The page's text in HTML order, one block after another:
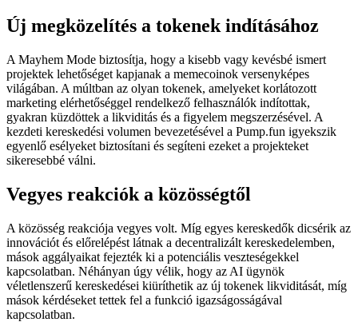
Új megközelítés a tokenek indításához
A Mayhem Mode biztosítja, hogy a kisebb vagy kevésbé ismert
projektek lehetőséget kapjanak a memecoinok versenyképes
világában. A múltban az olyan tokenek, amelyeket korlátozott
marketing elérhetőséggel rendelkező felhasználók indítottak,
gyakran küzdöttek a likviditás és a figyelem megszerzésével. A
kezdeti kereskedési volumen bevezetésével a Pump.fun igyekszik
egyenlő esélyeket biztosítani és segíteni ezeket a projekteket
sikeresebbé válni.
Vegyes reakciók a közösségtől
A közösség reakciója vegyes volt. Míg egyes kereskedők dicsérik az
innovációt és előrelépést látnak a decentralizált kereskedelemben,
mások aggályaikat fejezték ki a potenciális veszteségekkel
kapcsolatban. Néhányan úgy vélik, hogy az AI ügynök
véletlenszerű kereskedései kiüríthetik az új tokenek likviditását, míg
mások kérdéseket tettek fel a funkció igazságosságával
kapcsolatban.